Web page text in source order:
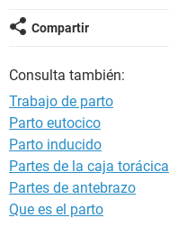
Compartir
Consulta también:
Trabajo de parto
Parto eutocico
Parto inducido
Partes de la caja torácica
Partes de antebrazo
Que es el parto